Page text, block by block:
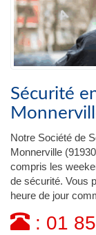
Sécurité
Notre Société de
Monnerville
compris les
de sécurité. Vous
heure de jour
: 01